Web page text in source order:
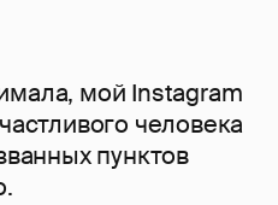
мой Instagram
человека
пунктов